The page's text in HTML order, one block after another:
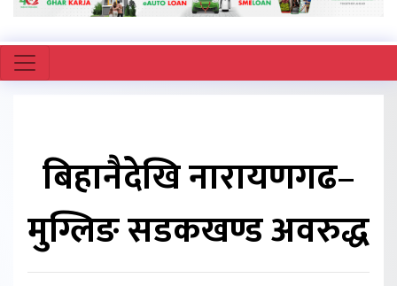
बिहानैदेखि नारायणगढ–
मुग्लिङ सडकखण्ड अवरुद्ध